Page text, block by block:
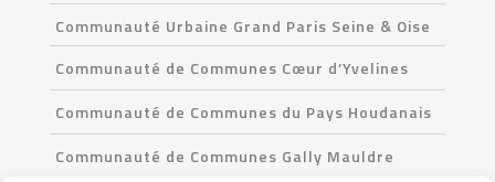
Communauté Urbaine Grand Paris Seine & Oise
Communauté de Communes Cœur d’Yvelines
Communauté de Communes du Pays Houdanais
Communauté de Communes Gally Mauldre